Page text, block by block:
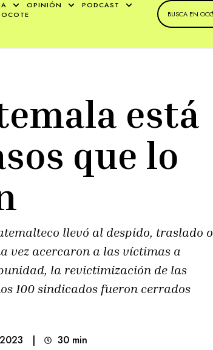
OPINIÓN
PODCAST
está
que lo
llevó al despido, traslado o
vez acercaron a las víctimas a
la revictimización de las
100 sindicados fueron cerrados
| 30 min